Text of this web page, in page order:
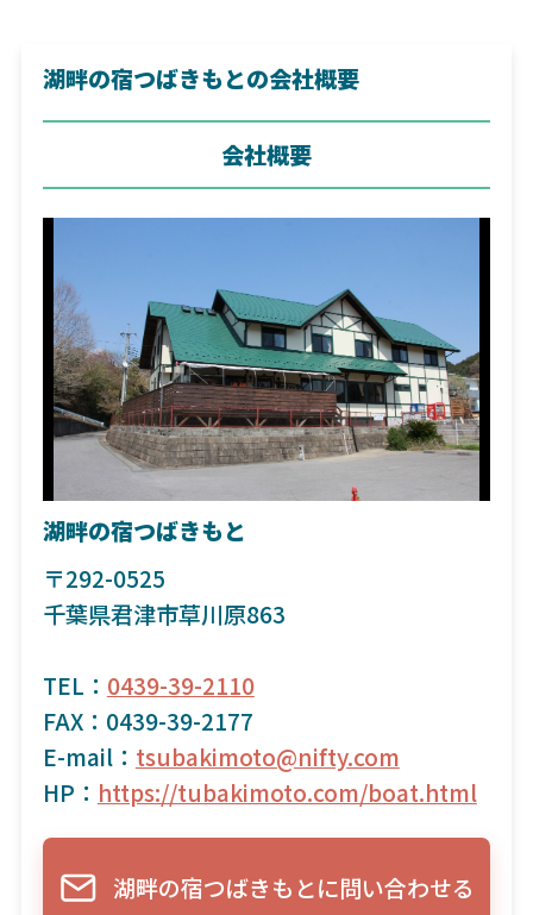
湖畔の宿つばきもとの会社概要
会社概要
湖畔の宿つばきもと
〒292-0525
千葉県君津市草川原863
TEL： 0439-39-2110
FAX：0439-39-2177
E-mail： tsubakimoto@nifty.com
HP： https://tubakimoto.com/boat.html
湖畔の宿つばきもとに問い合わせる